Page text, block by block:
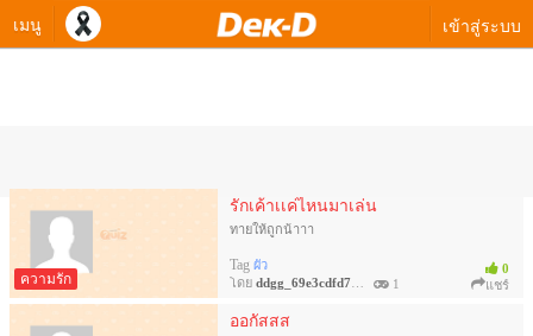
เมนู เข้าสู่ระบบ
ความรัก
รักเค้าเเค่ไหนมาเล่น
0
ทายให้ถูกน้าาา
Tag ผัว
โดย ddgg_69e3cdfd79b 1 แชร์
ออกัสสส